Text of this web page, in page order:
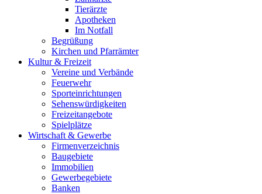
Tierärzte
Apotheken
Im Notfall
Begrüßung
Kirchen und Pfarrämter
Kultur & Freizeit
Vereine und Verbände
Feuerwehr
Sporteinrichtungen
Sehenswürdigkeiten
Freizeitangebote
Spielplätze
Wirtschaft & Gewerbe
Firmenverzeichnis
Baugebiete
Immobilien
Gewerbegebiete
Banken